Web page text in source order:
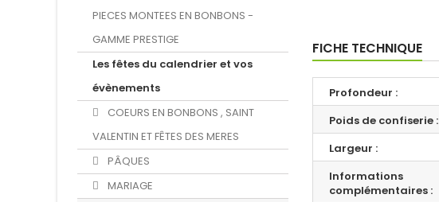
PIECES MONTEES EN BONBONS -
GAMME PRESTIGE
Les fêtes du calendrier et vos
évènements
COEURS EN BONBONS , SAINT
VALENTIN ET FÊTES DES MERES
PÂQUES
MARIAGE
FICHE TECHNIQUE
Profondeur :
Poids de confiserie :
Largeur :
Informations
complémentaires :